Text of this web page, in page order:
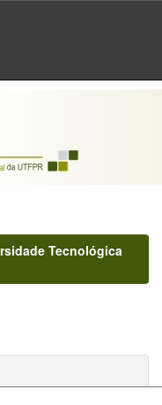
Tecnológica